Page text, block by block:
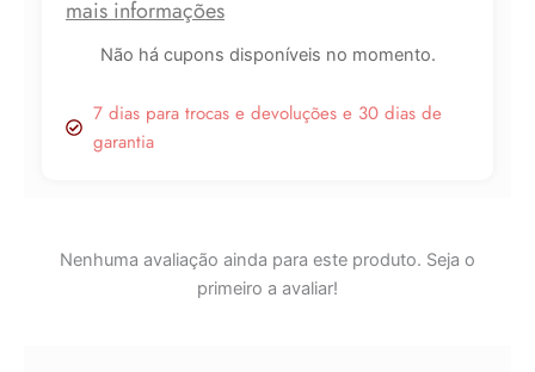
mais informações
Não há cupons disponíveis no momento.
7 dias para trocas e devoluções e 30 dias de
garantia
Nenhuma avaliação ainda para este produto. Seja o
primeiro a avaliar!